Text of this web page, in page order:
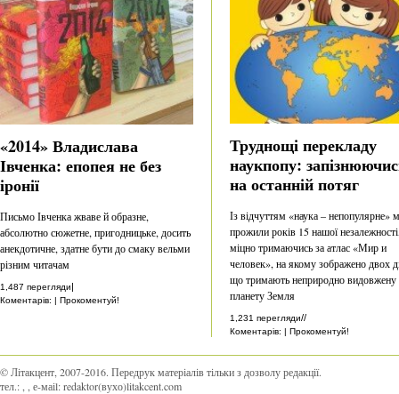
«2014» Владислава
Івченка: епопея не без
іронії
Письмо Івченка жваве й образне,
абсолютно сюжетне, пригодницьке, досить
анекдотичне, здатне бути до смаку вельми
різним читачам
1,487 перегляди|
Коментарів: | Прокоментуй!
Труднощі перекладу
наукпопу:
на останній потяг
Із відчуттям «наука – непопулярне»
прожили років 15 нашої
міцно тримаючись за атлас «Мир и
человек», на якому зображено двох
що тримають неприродно видовжену
планету Земля
1,231 перегляди//
Коментарів: | Прокоментуй!
© Літакцент, 2007-2016. Передрук матеріалів тільки з дозволу редакції.
тел.:
, е-маіl:redaktor(вухо)litakcent.com